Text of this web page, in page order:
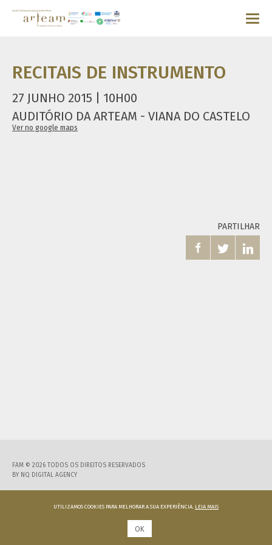
RECITAIS DE INSTRUMENTO
27 JUNHO 2015 | 10H00
AUDITÓRIO DA ARTEAM - VIANA DO CASTELO
Ver no google maps
PARTILHAR
  
FAM © 2026 TODOS OS DIREITOS RESERVADOS
BY NQ DIGITAL AGENCY
UTILIZAMOS COOKIES PARA MELHORAR A SUA EXPERIÊNCIA. LEIA MAIS
OK